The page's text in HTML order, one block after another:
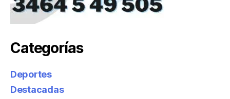
Categorías
Deportes
Destacadas